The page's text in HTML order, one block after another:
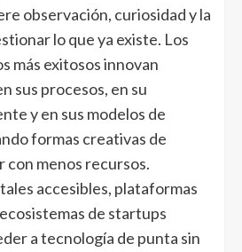
observación, curiosidad y la
lo que ya existe. Los
más exitosos innovan
sus procesos, en su
y en sus modelos de
formas creativas de
con menos recursos.
accesibles, plataformas
de startups
a tecnología de punta sin